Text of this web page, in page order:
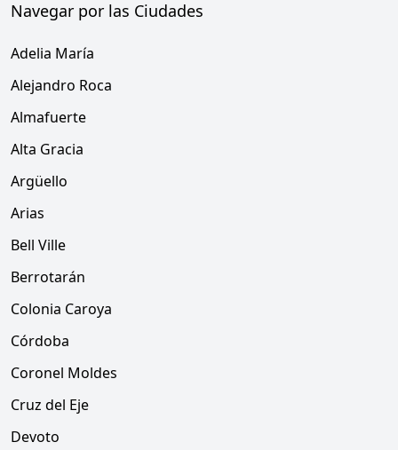
Navegar por las Ciudades
Adelia María
Alejandro Roca
Almafuerte
Alta Gracia
Argüello
Arias
Bell Ville
Berrotarán
Colonia Caroya
Córdoba
Coronel Moldes
Cruz del Eje
Devoto